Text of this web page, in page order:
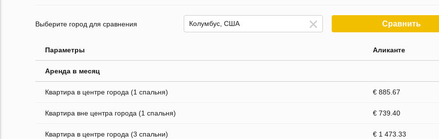
Выберите город для сравнения Сравнить
Параметры Аликанте
Аренда в месяц
Квартира в центре города (1 спальня) € 885.67
Квартира вне центра города (1 спальня) € 739.40
Квартира в центре города (3 спальни) € 1 473.33